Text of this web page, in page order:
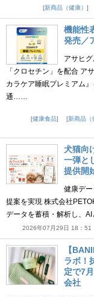
新商品（健康）
機能性
発売／
アサヒ
「クロセチン」を配合 ア
カラケア睡眠プレミアム
通……
健康食品
新商品（
犬猫向
一弾と
提供開
健康デ
提案を実現 株式会社
データを蓄積・解析し、
2026年07月29日 18：51
【
ラボ！
定で7
会社